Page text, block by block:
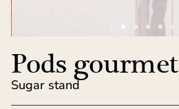
Pods gourmet
Sugar stand